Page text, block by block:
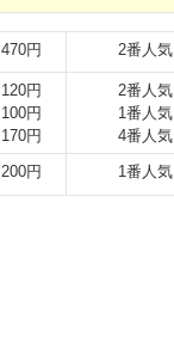
470円 2番人気
120円
100円
170円
2番人気
1番人気
4番人気
200円 1番人気